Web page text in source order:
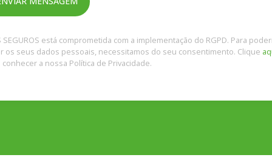
SEGUROS está comprometida com a implementação do RGPD. Para
os seus dados pessoais, necessitamos do seu consentimento. Clique
conhecer a nossa Política de Privacidade.